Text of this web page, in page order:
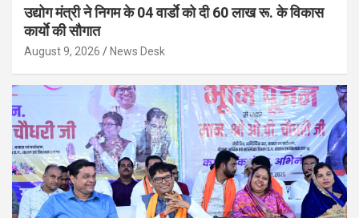
उद्योग मंत्री ने निगम के 04 वार्डाे को दी 60 लाख रू. के विकास
कार्याे की सौगात
August 9, 2026 News Desk